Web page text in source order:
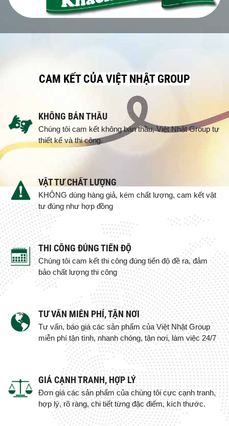
CAM KẾT CỦA VIỆT NHẬT GROUP
KHÔNG BÁN THẦU
Chúng tôi cam kết không bán thầu, Việt Nhật Group tự
thiết kế và thi công.
VẬT TƯ CHẤT LƯỢNG
KHÔNG dùng hàng giả, kém chất lượng, cam kết vật
tư đúng như hợp đồng
THI CÔNG ĐÚNG TIẾN ĐỘ
Chúng tôi cam kết thi công đúng tiến độ đề ra, đảm
bảo chất lượng thi công
TƯ VẤN MIỄN PHÍ, TẬN NƠI
Tư vấn, báo giá các sản phẩm của Việt Nhật Group
miễn phí tận tình, nhanh chóng, tận nơi, làm việc 24/7
GIÁ CẠNH TRANH, HỢP LÝ
Đơn giá các sản phẩm của chúng tôi cực cạnh tranh,
hợp lý, rõ ràng, chi tiết từng đặc điểm, kích thước.